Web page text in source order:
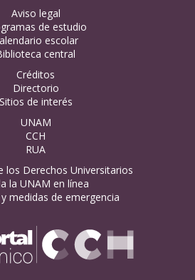
Aviso legal
de estudio
escolar
central
Créditos
Directorio
Sitios de interés
UNAM
CCH
RUA
los Derechos Universitarios
la UNAM en línea
medidas de emergencia